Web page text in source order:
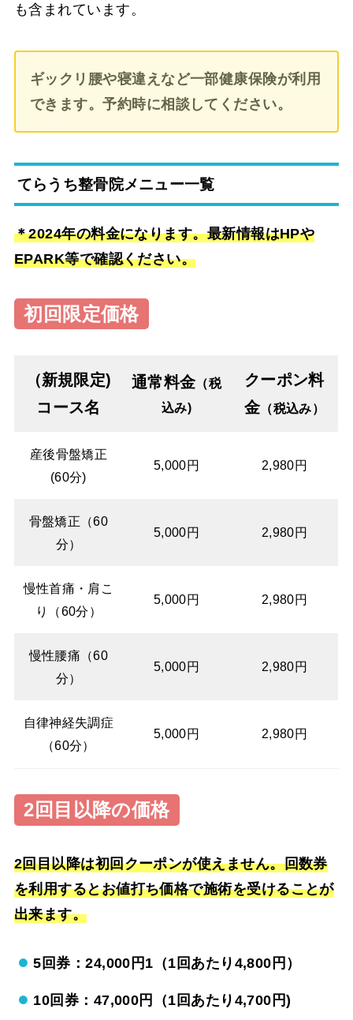
も含まれています。
ギックリ腰や寝違えなど一部健康保険が利用
できます。予約時に相談してください。
てらうち整骨院メニュー一覧
＊2024年の料金になります。最新情報はHPや
EPARK等で確認ください。
初回限定価格
（新規限定)
コース名
通常料金（税
込み)
クーポン料
金（税込み）
産後骨盤矯正
(60分)
5,000円 2,980円
骨盤矯正（60
分）
5,000円 2,980円
慢性首痛・肩こ
り（60分）
5,000円 2,980円
慢性腰痛（60
分）
5,000円 2,980円
自律神経失調症
（60分）
5,000円 2,980円
2回目以降の価格
2回目以降は初回クーポンが使えません。回数券
を利用するとお値打ち価格で施術を受けることが
出来ます。
5回券：24,000円1（1回あたり4,800円）
10回券：47,000円（1回あたり4,700円)